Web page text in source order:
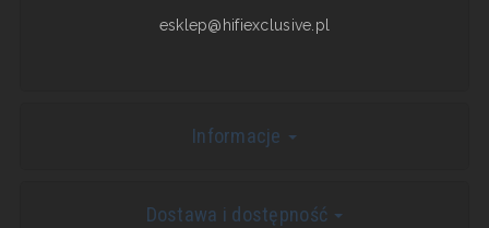
esklep@hifiexclusive.pl
Informacje
Dostawa i dostępność